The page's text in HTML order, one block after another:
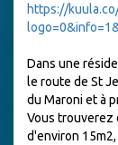
https://
Dans une
le route de St
du Maroni et à
Vous trouverez
d'environ